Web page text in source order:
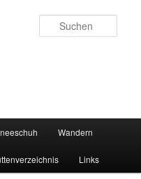
Wandern
Links